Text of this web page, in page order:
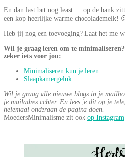
En dan last but nog least…. op de bank
een kop heerlijke warme chocolademelk!
Heb jij nog een toevoeging? Laat het me
Wil je graag leren om te
zeker iets voor jou:
Minimaliseren kun je leren
Slaapkamergeluk
Wil je graag alle nieuwe blogs in je
je mailadres achter. En lees je dit op je
helemaal onderaan de pagina doen.
MoedersMinimalisme zit ook op Instagram